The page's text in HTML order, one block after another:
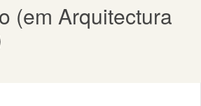
(em Arquitectura